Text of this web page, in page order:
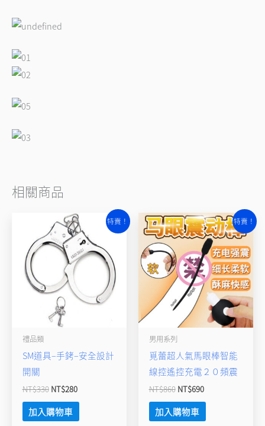
相關商品
特賣！
禮品類
SM道具–手銬–安全設計
開關
NT$330
始
價
格：
NT$330。
NT$280
目
前
價
格：
NT$280。
加入購物車
特賣！
男用系列
覓蕾超人氣馬眼棒智能
線控遙控充電２０頻震
NT$860
原
始
價
NT$860。
NT$690
目
前
價
格：
NT$690。
加入購物車